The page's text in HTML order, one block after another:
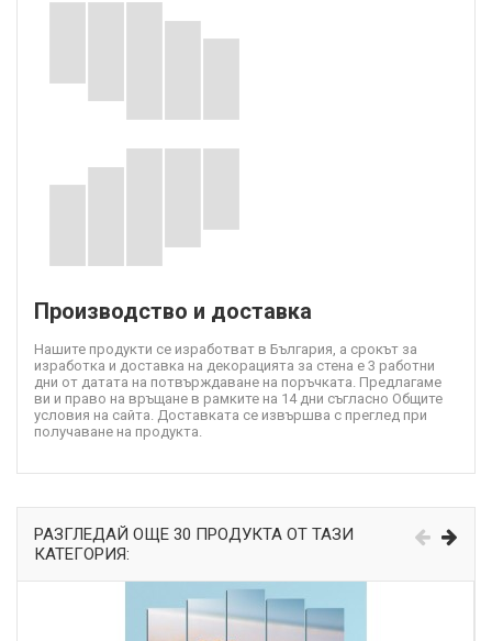
Производство и доставка
Нашите продукти се изработват в България, а срокът за
изработка и доставка на декорацията за стена е 3 работни
дни от датата на потвърждаване на поръчката. Предлагаме
ви и право на връщане в рамките на 14 дни съгласно Общите
условия на сайта. Доставката се извършва с преглед при
получаване на продукта.
РАЗГЛЕДАЙ ОЩЕ 30 ПРОДУКТА ОТ ТАЗИ
КАТЕГОРИЯ: